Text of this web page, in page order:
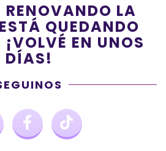
RENOVANDO LA
QUEDANDO
EN UNOS
DÍAS!